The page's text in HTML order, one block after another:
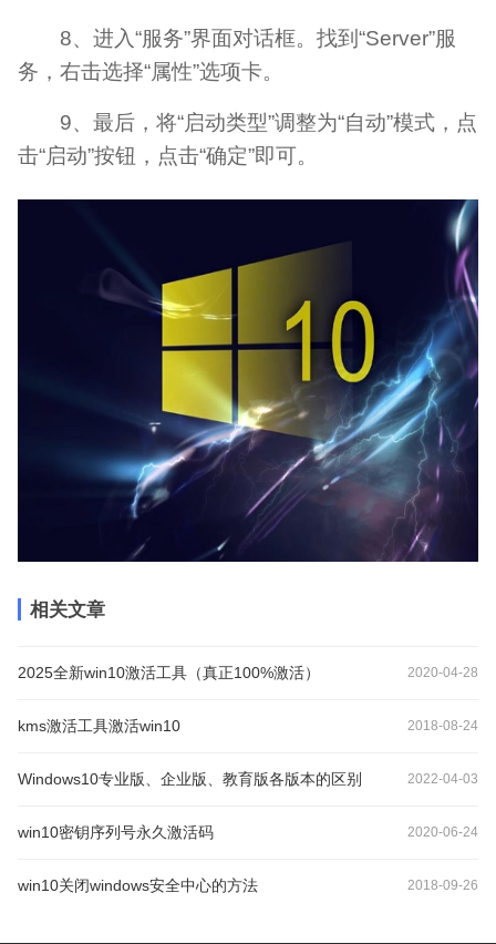
8、进入“服务”界面对话框。找到“Server”服
务，右击选择“属性”选项卡。
9、最后，将“启动类型”调整为“自动”模式，点
击“启动”按钮，点击“确定”即可。
相关文章
2025全新win10激活工具（真正100%激活） 2020-04-28
kms激活工具激活win10 2018-08-24
Windows10专业版、企业版、教育版各版本的区别 2022-04-03
win10密钥序列号永久激活码 2020-06-24
win10关闭windows安全中心的方法 2018-09-26